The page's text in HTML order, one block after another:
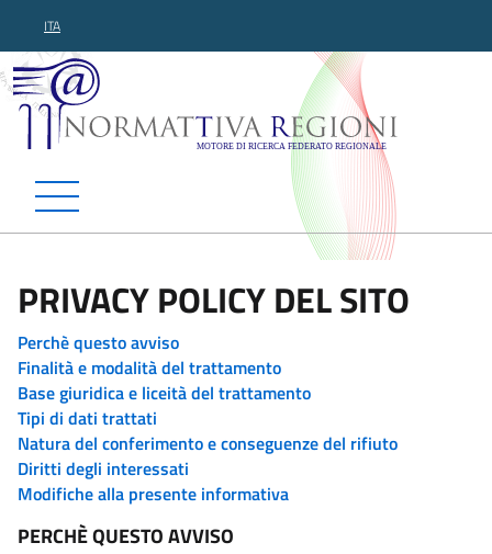
ITA
Normattiva Regioni -
PRIVACY POLICY DEL SITO
Perchè questo avviso
Finalità e modalità del trattamento
Base giuridica e liceità del trattamento
Tipi di dati trattati
Natura del conferimento e conseguenze del rifiuto
Diritti degli interessati
Modifiche alla presente informativa
PERCHÈ QUESTO AVVISO